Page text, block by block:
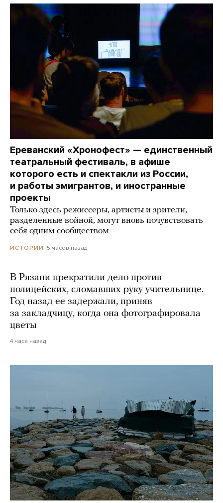
Ереванский «Хронофест» — единственный
театральный фестиваль, в афише
которого есть и спектакли из России,
и работы эмигрантов, и иностранные
проекты
Только здесь режиссеры, артисты и зрители,
разделенные войной, могут вновь почувствовать
себя одним сообществом
ИСТОРИИ 5 часов назад
В Рязани прекратили дело против
полицейских, сломавших руку учительнице.
Год назад ее задержали, приняв
за закладчицу, когда она фотографировала
цветы
4 часа назад